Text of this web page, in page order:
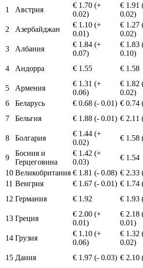
1
Австрия
€ 1.70 (+
0.02)
€ 1.91
0.02)
2
Азербайджан
€ 1.10 (+
0.01)
€ 1.27
0.02)
3 Албания
€ 1.84 (+
0.07)
€ 1.83
0.10)
4
Андорра € 1.55 € 1.58
5
Армения
€ 1.31 (+
0.06)
€ 1.82
0.02)
6
Беларусь € 0.68 (- 0.01) € 0.74
7
Бельгия € 1.88 (- 0.01) € 2.11
8
Болгария
€ 1.44 (+
0.02)
€ 1.58
9
Босния и
Герцеговина
€ 1.42 (+
0.03)
€ 1.54
10 Великобритания € 1.81 (- 0.08) € 2.33
11 Венгрия € 1.67 (- 0.01) € 1.74
12 Германия € 1.92 € 1.93
13 Греция
€ 2.00 (+
0.01)
€ 2.18
0.01)
14 Грузия
€ 1.10 (+
0.06)
€ 1.32
0.02)
15 Дания € 1.97 (- 0.03) € 2.10